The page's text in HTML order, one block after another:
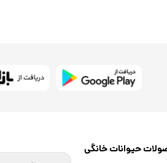
حیوانات خانگی